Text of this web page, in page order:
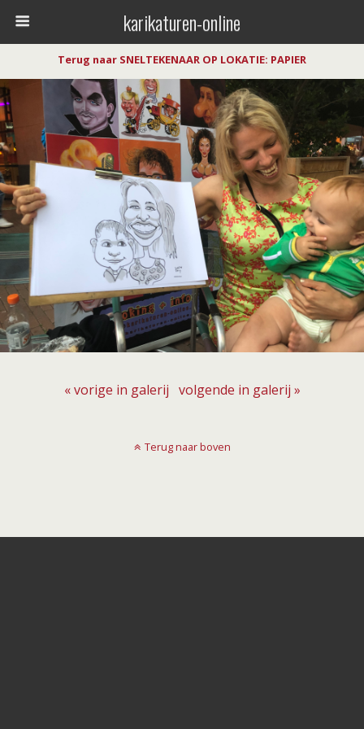
karikaturen-online
Terug naar SNELTEKENAAR OP LOKATIE: PAPIER
« vorige in galerij volgende in galerij »
Terug naar boven